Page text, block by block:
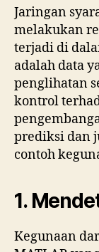
Jaringan
melakukan
terjadi di
adalah data
penglihatan
kontrol
prediksi dan
contoh
1.
Kegunaan